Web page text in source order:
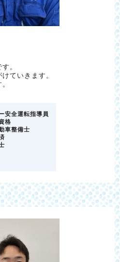
。
ていきます。
安全運転指導員
格
車整備士